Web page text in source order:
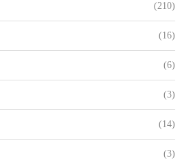
(210)
(16)
(6)
(3)
(14)
(3)